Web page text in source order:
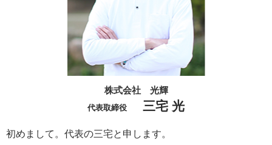
株式会社 光輝
代表取締役 三宅 光
初めまして。代表の三宅と申します。